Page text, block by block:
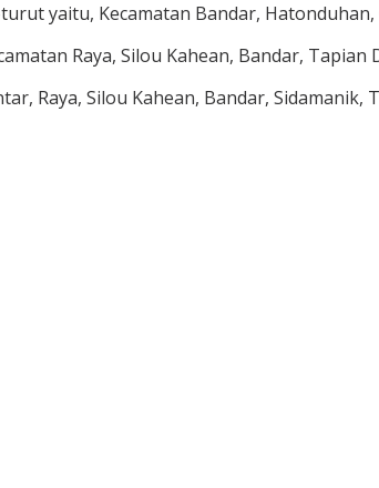
yaitu, Kecamatan Bandar, Hatonduhan,
Raya, Silou Kahean, Bandar, Tapian
Raya, Silou Kahean, Bandar, Sidamanik,